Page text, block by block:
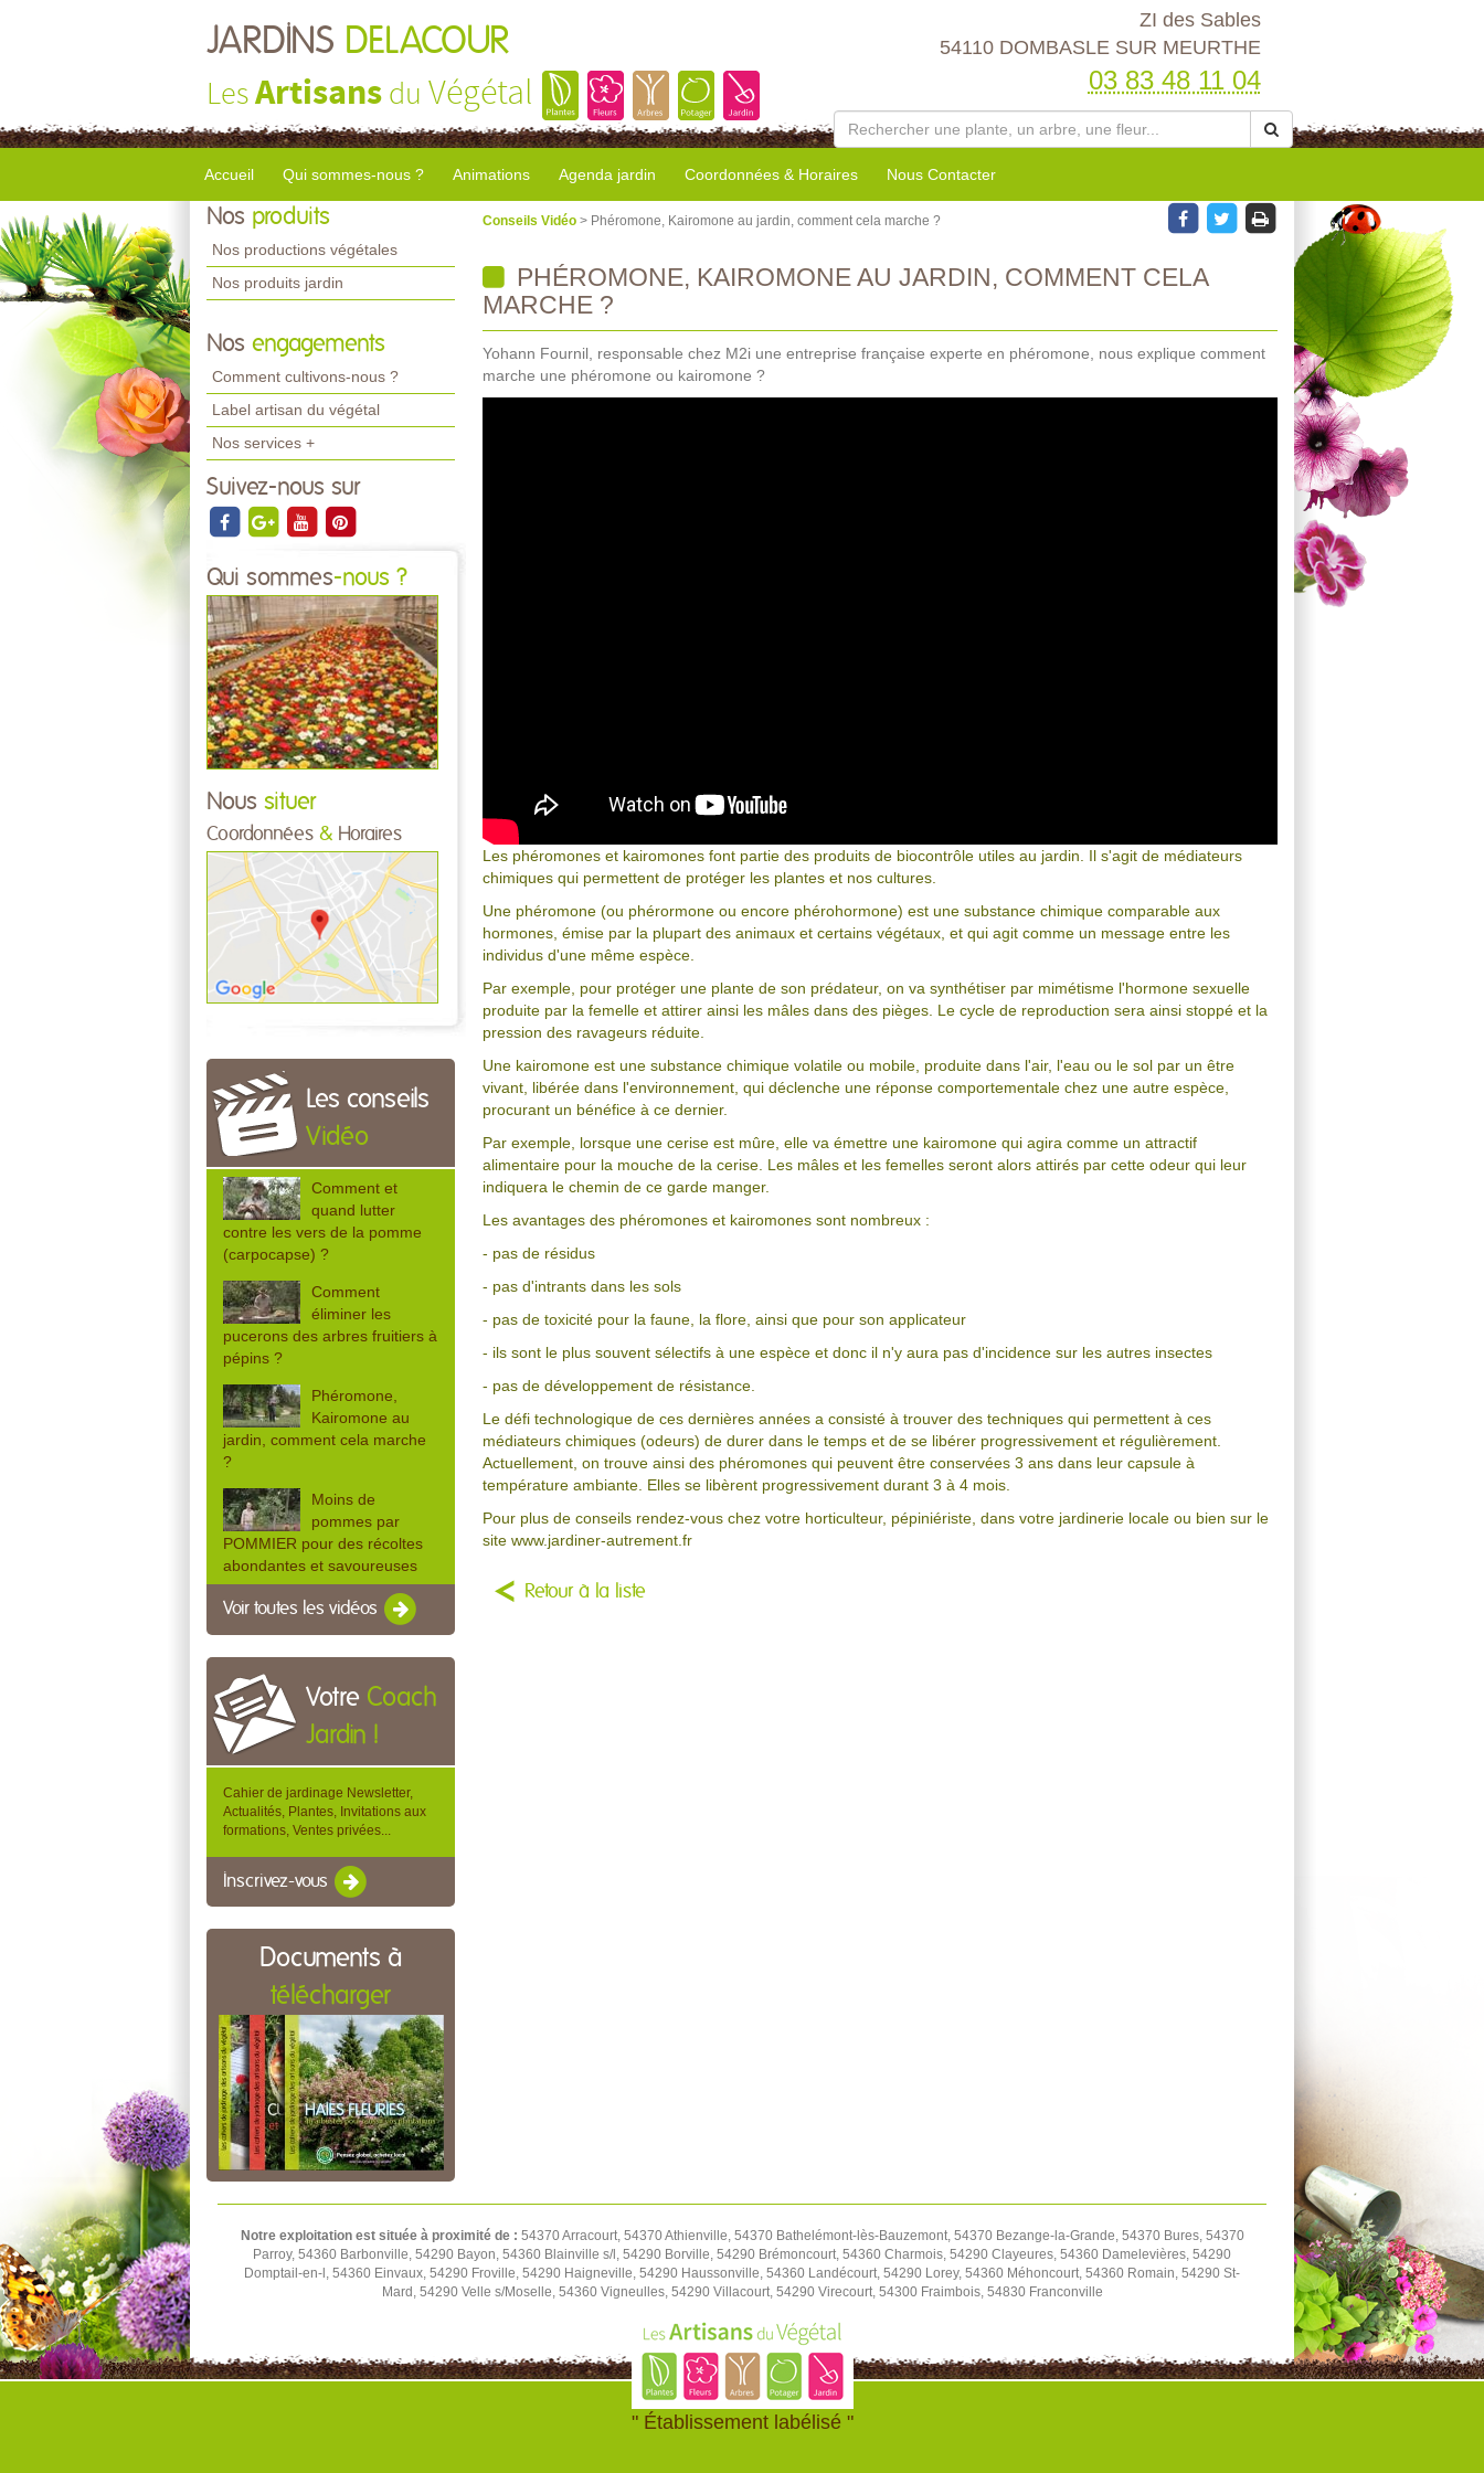
JARDINS DELACOUR
LesArtisans du Végétal
ZI des Sables
54110 DOMBASLE SUR MEURTHE
03 83 48 11 04
Accueil Qui sommes-nous ? Animations Agenda jardin Coordonnées & Horaires Nous Contacter
Nos produits
Nos productions végétales
Nos produits jardin
Nos engagements
Comment cultivons-nous ?
Label artisan du végétal
Nos services +
Suivez-nous sur
Qui sommes-nous ?
Nous situer
Coordonnées & Horaires
Les conseils
Vidéo
Comment et
quand lutter
contre les vers de la pomme
(carpocapse) ?
Comment
éliminer les
pucerons des arbres fruitiers à
pépins ?
Phéromone,
Kairomone au
jardin, comment cela marche
?
Moins de
pommes par
POMMIER pour des récoltes
abondantes et savoureuses
Voir toutes les vidéos
Votre Coach
Jardin !
Cahier de jardinage Newsletter,
Actualités, Plantes, Invitations aux
formations, Ventes privées...
Inscrivez-vous
Documents à
télécharger
Conseils Vidéo > Phéromone, Kairomone au jardin, comment cela marche ?
PHÉROMONE, KAIROMONE AU JARDIN, COMMENT CELA
MARCHE ?
Yohann Fournil, responsable chez M2i une entreprise française experte en phéromone, nous explique comment
marche une phéromone ou kairomone ?
Les phéromones et kairomones font partie des produits de biocontrôle utiles au jardin. Il s'agit de médiateurs
chimiques qui permettent de protéger les plantes et nos cultures.
Une phéromone (ou phérormone ou encore phérohormone) est une substance chimique comparable aux
hormones, émise par la plupart des animaux et certains végétaux, et qui agit comme un message entre les
individus d'une même espèce.
Par exemple, pour protéger une plante de son prédateur, on va synthétiser par mimétisme l'hormone sexuelle
produite par la femelle et attirer ainsi les mâles dans des pièges. Le cycle de reproduction sera ainsi stoppé et la
pression des ravageurs réduite.
Une kairomone est une substance chimique volatile ou mobile, produite dans l'air, l'eau ou le sol par un être
vivant, libérée dans l'environnement, qui déclenche une réponse comportementale chez une autre espèce,
procurant un bénéfice à ce dernier.
Par exemple, lorsque une cerise est mûre, elle va émettre une kairomone qui agira comme un attractif
alimentaire pour la mouche de la cerise. Les mâles et les femelles seront alors attirés par cette odeur qui leur
indiquera le chemin de ce garde manger.
Les avantages des phéromones et kairomones sont nombreux :
- pas de résidus
- pas d'intrants dans les sols
- pas de toxicité pour la faune, la flore, ainsi que pour son applicateur
- ils sont le plus souvent sélectifs à une espèce et donc il n'y aura pas d'incidence sur les autres insectes
- pas de développement de résistance.
Le défi technologique de ces dernières années a consisté à trouver des techniques qui permettent à ces
médiateurs chimiques (odeurs) de durer dans le temps et de se libérer progressivement et régulièrement.
Actuellement, on trouve ainsi des phéromones qui peuvent être conservées 3 ans dans leur capsule à
température ambiante. Elles se libèrent progressivement durant 3 à 4 mois.
Pour plus de conseils rendez-vous chez votre horticulteur, pépiniériste, dans votre jardinerie locale ou bien sur le
site www.jardiner-autrement.fr
Retour à la liste
Notre exploitation est située à proximité de : 54370 Arracourt, 54370 Athienville, 54370 Bathelémont-lès-Bauzemont, 54370 Bezange-la-Grande, 54370 Bures, 54370
Parroy, 54360 Barbonville, 54290 Bayon, 54360 Blainville s/l, 54290 Borville, 54290 Brémoncourt, 54360 Charmois, 54290 Clayeures, 54360 Damelevières, 54290
Domptail-en-l, 54360 Einvaux, 54290 Froville, 54290 Haigneville, 54290 Haussonville, 54360 Landécourt, 54290 Lorey, 54360 Méhoncourt, 54360 Romain, 54290 St-
Mard, 54290 Velle s/Moselle, 54360 Vigneulles, 54290 Villacourt, 54290 Virecourt, 54300 Fraimbois, 54830 Franconville
" Établissement labélisé "